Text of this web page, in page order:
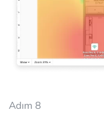
Adım 8